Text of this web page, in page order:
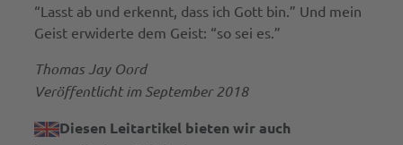
“Lasst ab und erkennt, dass ich Gott bin.” Und mein
Geist erwiderte dem Geist: “so sei es.”
Thomas Jay Oord
Veröffentlicht im September 2018
Diesen Leitartikel bieten wir auch